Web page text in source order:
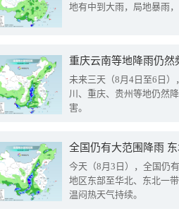
地有中到大雨，局地暴雨
重庆云南等地降雨仍然
未来三天（8月4日至6日
川、重庆、贵州等地仍然
害。
全国仍有大范围降雨
今天（8月3日），全国仍
地区东部至华北、东北一
温闷热天气持续。